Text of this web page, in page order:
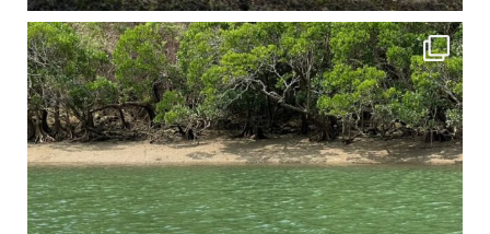
4月に入り、新人教育の為カヤックから落ちた際の救助の実技練習の風景です。 一人前の